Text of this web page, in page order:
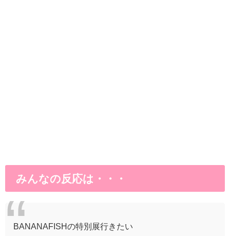
みんなの反応は・・・
BANANAFISHの特別展行きたい